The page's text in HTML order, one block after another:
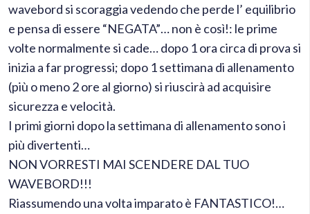
wavebord si scoraggia vedendo che perde l’ equilibrio
e pensa di essere “NEGATA”… non è così!: le prime
volte normalmente si cade… dopo 1 ora circa di prova si
inizia a far progressi; dopo 1 settimana di allenamento
(più o meno 2 ore al giorno) si riuscirà ad acquisire
sicurezza e velocità.
I primi giorni dopo la settimana di allenamento sono i
più divertenti…
NON VORRESTI MAI SCENDERE DAL TUO
WAVEBORD!!!
Riassumendo una volta imparato è FANTASTICO!…